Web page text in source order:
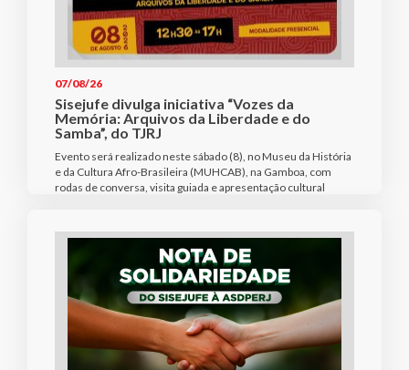
07/08/26
Sisejufe divulga iniciativa “Vozes da
Memória: Arquivos da Liberdade e do
Samba”, do TJRJ
Evento será realizado neste sábado (8), no Museu da História
e da Cultura Afro-Brasileira (MUHCAB), na Gamboa, com
rodas de conversa, visita guiada e apresentação cultural